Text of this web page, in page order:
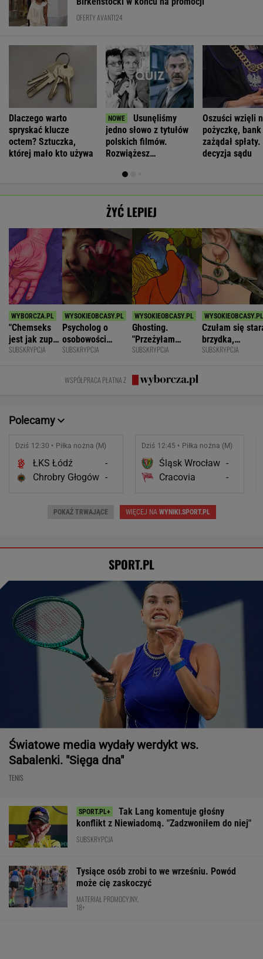
OFERTY AVANTI24
Dlaczego warto
spryskać klucze
octem? Sztuczka,
której mało kto używa
Usunęliśmy
jedno słowo z tytułów
polskich filmów.
Rozwiążesz
Oszuści wzięli
pożyczkę, bank
zażądał
decyzja sądu
ŻYĆ LEPIEJ
"Chemseks
jest jak zupa.
Nażresz się,
SUBSKRYPCJA
Psycholog o
osobowości
narcystycznej:
albo do niczego
SUBSKRYPCJA
Ghosting.
"Przeżyłam
najpiękniejszy
mnie i znikł"
SUBSKRYPCJA
Czułam się
brzydka,
niepotrzebna.
SUBSKRYPCJA
WSPÓŁPRACA PŁATNA Z
Polecamy
Dziś 12:30 • Piłka nożna (M)
ŁKS Łódź
-
Chrobry Głogów -
Dziś 12:45 • Piłka nożna (M)
Śląsk Wrocław -
Cracovia
-
POKAŻ TRWAJĄCE WIĘCEJ NA WYNIKI.SPORT.PL
SPORT.PL
Światowe media wydały werdykt ws.
Sabalenki. "Sięga dna"
TENIS
Tak Lang komentuje głośny
konflikt z Niewiadomą. "Zadzwoniłem do niej"
SUBSKRYPCJA
Tysiące osób zrobi to we wrześniu. Powód
może cię zaskoczyć
MATERIAŁ PROMOCYJNY,
18+